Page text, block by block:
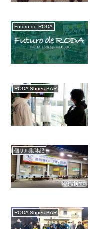
Futuro de RODA
RODA Shoes BAR
個サル蹴球記
RODA Shoes BAR